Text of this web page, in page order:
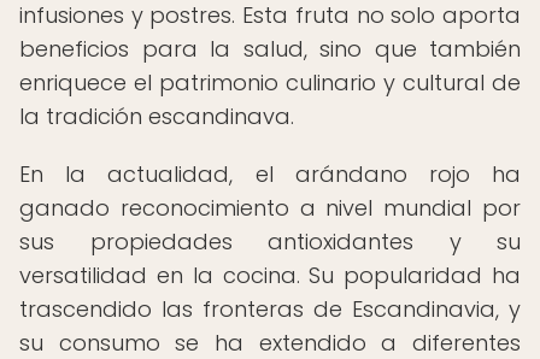
infusiones y postres. Esta fruta no solo aporta
beneficios para la salud, sino que también
enriquece el patrimonio culinario y cultural de
la tradición escandinava.
En la actualidad, el arándano rojo ha
ganado reconocimiento a nivel mundial por
sus propiedades antioxidantes y su
versatilidad en la cocina. Su popularidad ha
trascendido las fronteras de Escandinavia, y
su consumo se ha extendido a diferentes